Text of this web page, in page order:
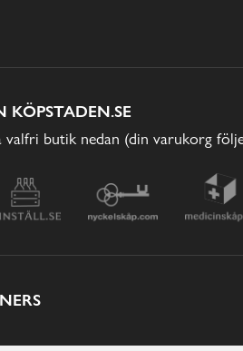
KÖPSTADEN.SE
butik nedan (din varukorg